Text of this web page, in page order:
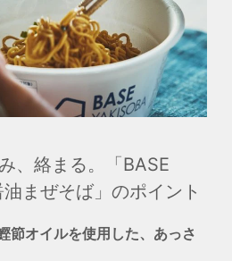
、絡まる。「BASE
まぜそば」のポイント
節オイルを使用した、あっさ